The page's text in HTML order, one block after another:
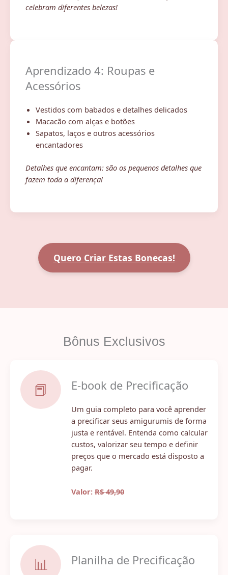
celebram diferentes belezas!
Aprendizado 4: Roupas e
Acessórios
Vestidos com babados e detalhes delicados
Macacão com alças e botões
Sapatos, laços e outros acessórios
encantadores
Detalhes que encantam: são os pequenos detalhes que
fazem toda a diferença!
Quero Criar Estas Bonecas!
Bônus Exclusivos
📕 E-book de Precificação
Um guia completo para você aprender
a precificar seus amigurumis de forma
justa e rentável. Entenda como calcular
custos, valorizar seu tempo e definir
preços que o mercado está disposto a
pagar.
Valor: R$ 49,90
📊 Planilha de Precificação